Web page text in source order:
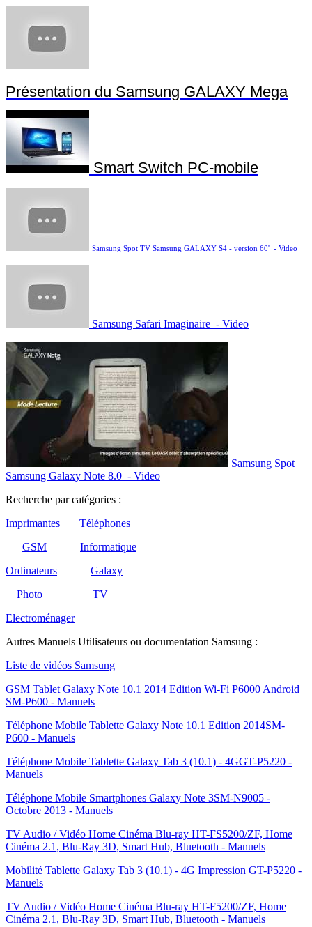
Présentation du Samsung GALAXY Mega
Smart Switch PC-mobile
Samsung Spot TV Samsung GALAXY S4 - version 60' - Video
Samsung Safari Imaginaire - Video
Samsung Spot
Samsung Galaxy Note 8.0 - Video
Recherche par catégories :
Imprimantes
Téléphones
GSM
Informatique
Ordinateurs
Galaxy
Photo
TV
Electroménager
Autres Manuels Utilisateurs ou documentation Samsung :
Liste de vidéos Samsung
GSM Tablet Galaxy Note 10.1 2014 Edition Wi-Fi P6000 Android
SM-P600 - Manuels
Téléphone Mobile Tablette Galaxy Note 10.1 Edition 2014SM-
P600 - Manuels
Téléphone Mobile Tablette Galaxy Tab 3 (10.1) - 4GGT-P5220 -
Manuels
Téléphone Mobile Smartphones Galaxy Note 3SM-N9005 -
Octobre 2013 - Manuels
TV Audio / Vidéo Home Cinéma Blu-ray HT-FS5200/ZF, Home
Cinéma 2.1, Blu-Ray 3D, Smart Hub, Bluetooth - Manuels
Mobilité Tablette Galaxy Tab 3 (10.1) - 4G Impression GT-P5220 -
Manuels
TV Audio / Vidéo Home Cinéma Blu-ray HT-F5200/ZF, Home
Cinéma 2.1, Blu-Ray 3D, Smart Hub, Bluetooth - Manuels